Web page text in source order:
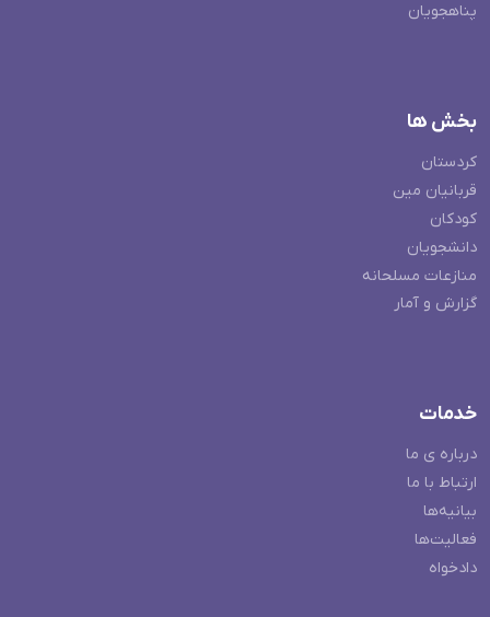
پناهجویان
بخش ها
کردستان
قربانیان مین
کودکان
دانشجویان
منازعات مسلحانه
گزارش و آمار
خدمات
درباره ی ما
ارتباط با ما
بیانیه‌ها
فعالیت‌ها
دادخواه